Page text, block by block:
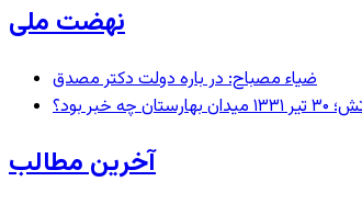
نهضت ملی
ضیاء مصباح: در باره دولت دکتر مصدق
بود؟
آخرین مطالب